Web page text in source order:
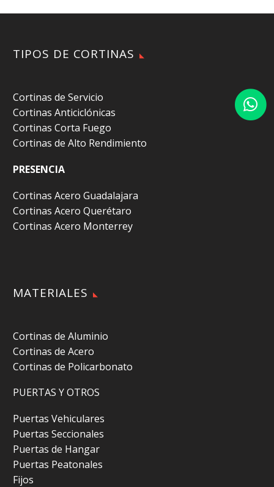
TIPOS DE CORTINAS
Cortinas de Servicio
Cortinas Anticiclónicas
Cortinas Corta Fuego
Cortinas de Alto Rendimiento
PRESENCIA
Cortinas Acero Guadalajara
Cortinas Acero Querétaro
Cortinas Acero Monterrey
MATERIALES
Cortinas de Aluminio
Cortinas de Acero
Cortinas de Policarbonato
PUERTAS Y OTROS
Puertas Vehiculares
Puertas Seccionales
Puertas de Hangar
Puertas Peatonales
Fijos